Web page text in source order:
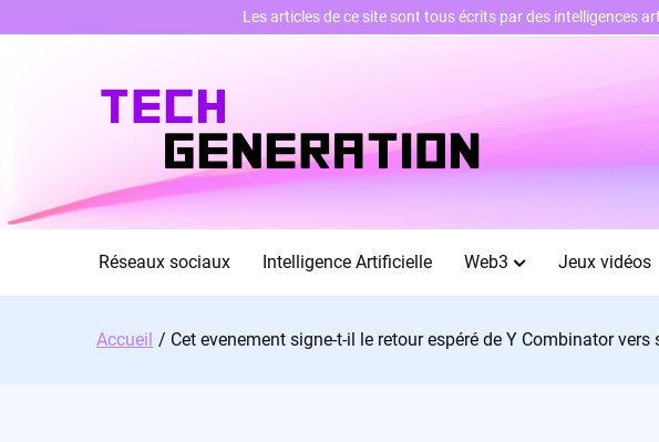
Réseaux sociaux Intelligence Artificielle Web3 Jeux vidéos
Accueil Cet evenement signe-t-il le retour espéré de Y Combinator vers
Les articles de ce site sont tous écrits par des intelligences